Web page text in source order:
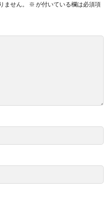
ません。 ※ が付いている欄は必須項